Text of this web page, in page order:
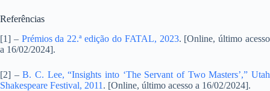
Referências
[1] – Prémios da 22.ª edição do FATAL, 2023. [Online, último acesso
a 16/02/2024].
[2] –B. C. Lee, “Insights into ‘The Servant of Two Masters’,” Utah
Shakespeare Festival, 2011 . [Online, último acesso a 16/02/2024].